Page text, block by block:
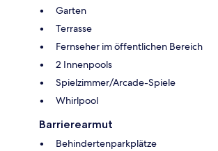
Garten
Terrasse
Fernseher im öffentlichen Bereich
2 Innenpools
Spielzimmer/Arcade-Spiele
Whirlpool
Barrierearmut
Behindertenparkplätze